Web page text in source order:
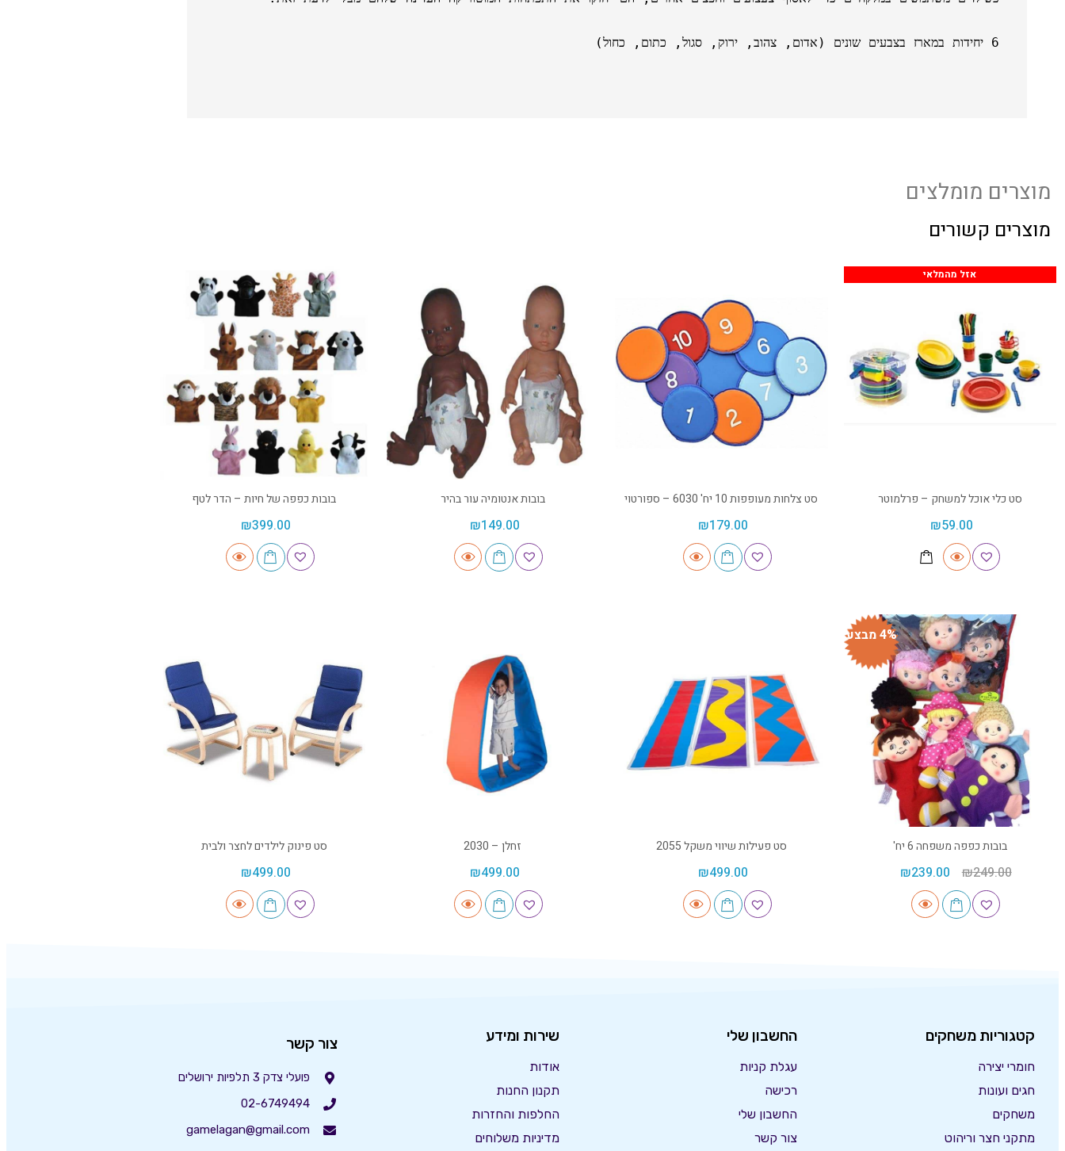
מוצרים מומלצים
מוצרים קשורים
אזל מהמלאי
סט כלי אוכל למשחק – פרלמוטר
₪59.00
סט צלחות מעופפות 10 יח' 6030 – ספורטוי
₪179.00
בובות אנטומיה עור בהיר
₪149.00
בובות כפפה של חיות – הדר לטף
₪399.00
4% מבצע
בובות כפפה משפחה 6 יח'
₪249.00
₪239.00
סט פעילות שיווי משקל 2055
₪499.00
זחלן – 2030
₪499.00
סט פינוק לילדים לחצר ולבית
₪499.00
קטגוריות משחקים
חומרי יצירה
חגים ועונות
משחקים
מתקני חצר וריהוט
החשבון שלי
עגלת קניות
רכישה
החשבון שלי
צור קשר
שירות ומידע
אודות
תקנון החנות
החלפות והחזרות
מדיניות משלוחים
צור קשר
פועלי צדק 3 תלפיות ירושלים
02-6749494
gamelagan@gmail.com